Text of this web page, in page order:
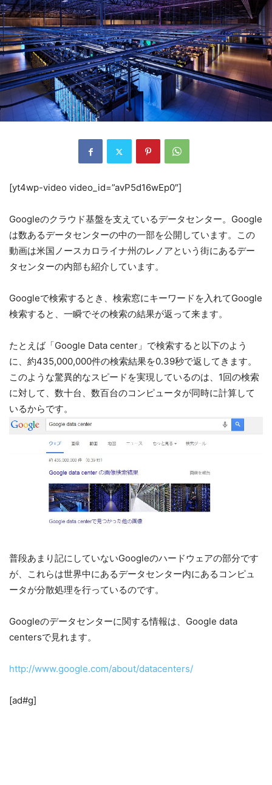
[yt4wp-video video_id=”avP5d16wEp0″]
Googleのクラウド基盤を支えているデータセンター。Google
は数あるデータセンターの中の一部を公開しています。この
動画は米国ノースカロライナ州のレノアという街にあるデー
タセンターの内部も紹介しています。
Googleで検索するとき、検索窓にキーワードを入れてGoogle
検索すると、一瞬でその検索の結果が返って来ます。
たとえば「Google Data center」で検索すると以下のよう
に、約435,000,000件の検索結果を0.39秒で返してきます。
このような驚異的なスピードを実現しているのは、1回の検索
に対して、数十台、数百台のコンピュータが同時に計算して
いるからです。
普段あまり記にしていないGoogleのハードウェアの部分です
が、これらは世界中にあるデータセンター内にあるコンピュ
ータが分散処理を行っているのです。
Googleのデータセンターに関する情報は、Google data
centersで見れます。
http://www.google.com/about/datacenters/
[ad#g]